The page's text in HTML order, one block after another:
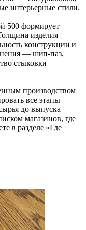
интерьерные стили.
500 формирует
изделия
конструкции и
— шип-паз,
стыковки
производством
все этапы
до выпуска
магазинов, где
в разделе «Где